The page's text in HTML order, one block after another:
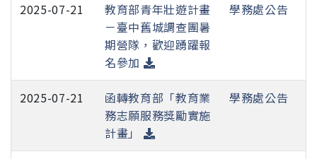
2025-07-21
教育部青年壯遊計畫
－臺中舊城調查團暑
期營隊，歡迎踴躍報
名參加
學務處公告
2025-07-21
函轉教育部「教育業
務志願服務獎勵實施
計畫」
學務處公告